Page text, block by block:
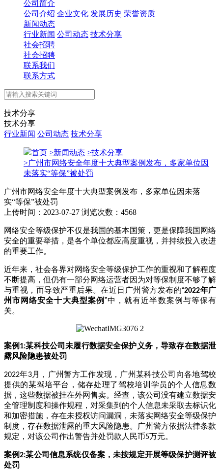
公司简介
公司介绍 企业文化 发展历史 荣誉资质
新闻动态
行业新闻 公司动态 技术分享
社会招聘
社会招聘
联系我们
联系方式
技术分享
技术分享
行业新闻 公司动态 技术分享
首页 >新闻动态 >技术分享
>广州市网络安全年度十大典型案例发布，多家单位因
未落实“等保”被处罚
广州市网络安全年度十大典型案例发布，多家单位因未落
实“等保”被处罚
上传时间：2023-07-27 浏览次数：4568
网络安全等级保护不仅是我国的基本国策，更是保障我国网络
安全的重要举措，是各个单位都应高度重视，并持续投入改进
的重要工作。
近年来，社会各界对网络安全等级保护工作的重视和了解程度
不断提高，但仍有一部分网络运营者因为对等保制度不够了解
与重视，而导致严重后果。在近日广州警方发布的“2022年广
州市网络安全十大典型案例 ”中，就有近半数案例与等保有
关。
案例 1:某科技公司未履行数据安全保护义务，导致存在数据泄
露风险隐患被处罚
2022年3月，广州警方工作发现，广州某科技公司向各地驾校
提供的某驾培平台，储存处理了驾校培训学员的个人信息数
据，这些数据被挂在外网售卖。经查，该公司没有建立数据安
全管理制度和操作规程，对采集到的个人信息未采取去标识化
和加密措施，存在未授权访问漏洞，未落实网络安全等级保护
制度，存在数据泄露的重大风险隐患。广州警方依据法律条款
规定，对该公司作出警告并处罚款人民币5万元。
案例2:某公司信息系统仅备案，未按规定开展等级保护测评被
处罚